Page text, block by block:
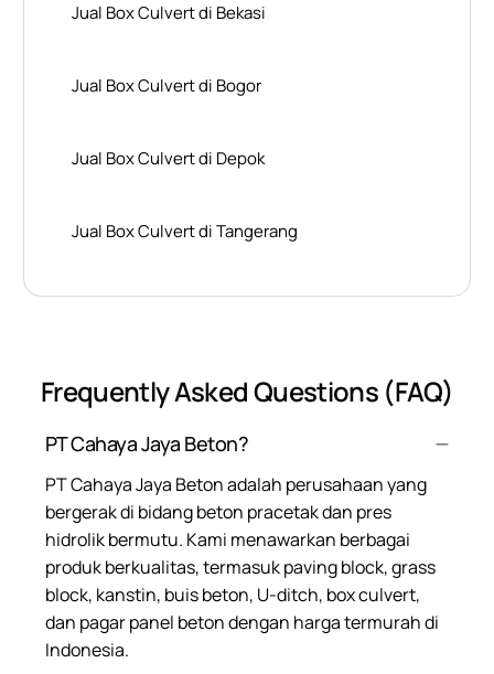
Jual Box Culvert di Bekasi
Jual Box Culvert di Bogor
Jual Box Culvert di Depok
Jual Box Culvert di Tangerang
Frequently Asked Questions (FAQ)
PT Cahaya Jaya Beton?
PT Cahaya Jaya Beton adalah perusahaan yang
bergerak di bidang beton pracetak dan pres
hidrolik bermutu. Kami menawarkan berbagai
produk berkualitas, termasuk paving block, grass
block, kanstin, buis beton, U-ditch, box culvert,
dan pagar panel beton dengan harga termurah di
Indonesia.